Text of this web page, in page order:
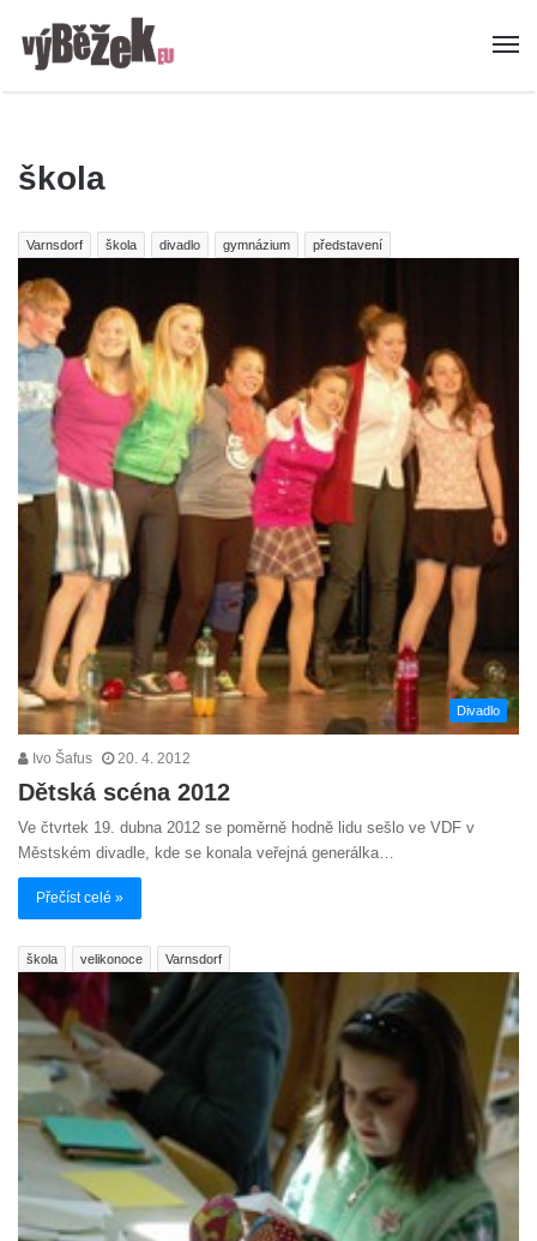
škola
Varnsdorf škola divadlo gymnázium představení
Divadlo
Ivo Šafus 20. 4. 2012
Dětská scéna 2012
Ve čtvrtek 19. dubna 2012 se poměrně hodně lidu sešlo ve VDF v
Městském divadle, kde se konala veřejná generálka…
Přečíst celé »
škola velikonoce Varnsdorf